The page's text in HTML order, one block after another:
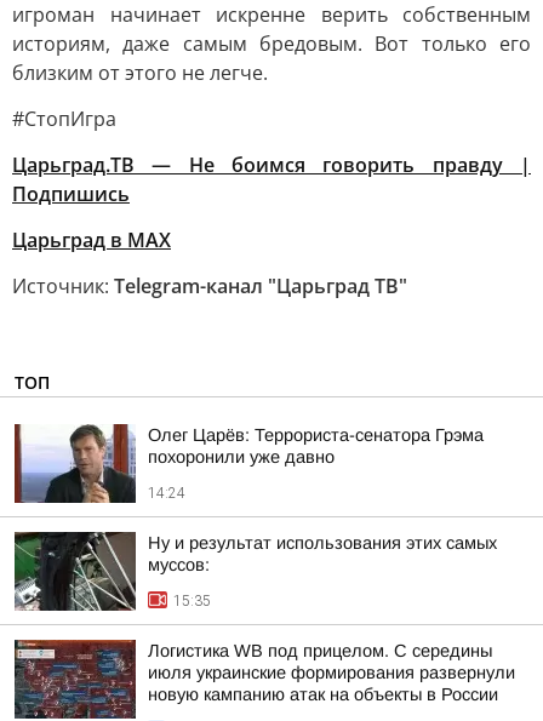
игроман начинает искренне верить собственным
историям, даже самым бредовым. Вот только его
близким от этого не легче.
#СтопИгра
Царьград.ТВ — Не боимся говорить правду |
Подпишись
Царьград в МАХ
Источник: Telegram-канал "Царьград ТВ"
ТОП
Олег Царёв: Террориста-сенатора Грэма
похоронили уже давно
14:24
Ну и результат использования этих самых
муссов:
15:35
Логистика WB под прицелом. С середины
июля украинские формирования развернули
новую кампанию атак на объекты в России